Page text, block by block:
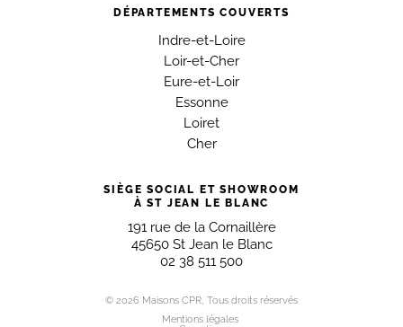
DÉPARTEMENTS COUVERTS
Indre-et-Loire
Loir-et-Cher
Eure-et-Loir
Essonne
Loiret
Cher
SIÈGE SOCIAL ET SHOWROOM
À ST JEAN LE BLANC
191 rue de la Cornaillère
45650 St Jean le Blanc
02 38 511 500
© 2026 Maisons CPR, Tous droits réservés
Mentions légales